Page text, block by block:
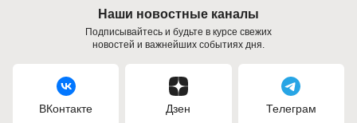
Наши новостные каналы
Подписывайтесь и будьте в курсе свежих
новостей и важнейших событиях дня.
ВКонтакте Дзен Телеграм